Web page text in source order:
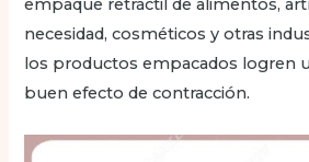
empaque retráctil de alimentos,
necesidad, cosméticos y otras
los productos empacados logren
buen efecto de contracción.